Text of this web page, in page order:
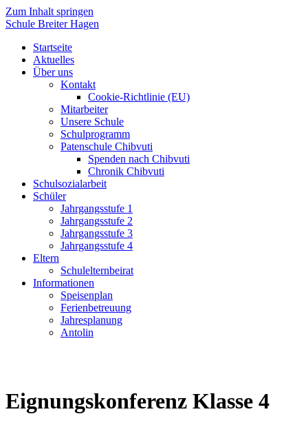
Zum Inhalt springen
Schule Breiter Hagen
Startseite
Aktuelles
Über uns
Kontakt
Cookie-Richtlinie (EU)
Mitarbeiter
Unsere Schule
Schulprogramm
Patenschule Chibvuti
Spenden nach Chibvuti
Chronik Chibvuti
Schulsozialarbeit
Schüler
Jahrgangsstufe 1
Jahrgangsstufe 2
Jahrgangsstufe 3
Jahrgangsstufe 4
Eltern
Schulelternbeirat
Informationen
Speisenplan
Ferienbetreuung
Jahresplanung
Antolin
Eignungskonferenz Klasse 4